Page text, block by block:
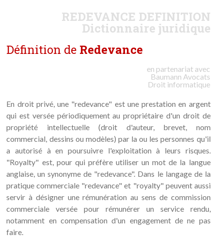
REDEVANCE DEFINITION
Dictionnaire juridique
Définition de Redevance
en partenariat avec
Baumann Avocats
Droit informatique
En droit privé, une "redevance" est une prestation en argent
qui est versée périodiquement au propriétaire d'un droit de
propriété intellectuelle (droit d'auteur, brevet, nom
commercial, dessins ou modèles) par la ou les personnes qu'il
a autorisé à en poursuivre l'exploitation à leurs risques.
"Royalty" est, pour qui préfère utiliser un mot de la langue
anglaise, un synonyme de "redevance". Dans le langage de la
pratique commerciale "redevance" et "royalty" peuvent aussi
servir à désigner une rémunération au sens de commission
commerciale versée pour rémunérer un service rendu,
notamment en compensation d'un engagement de ne pas
faire.